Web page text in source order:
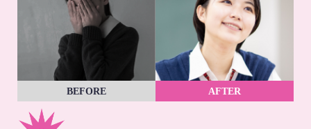
BEFORE AFTER